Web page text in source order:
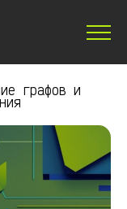
графов и